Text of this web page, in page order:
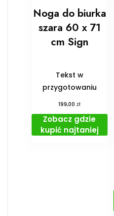
Noga do biurka
szara 60 x 71
cm Sign
Tekst w
przygotowaniu
199,00zł
Zobacz gdzie
kupić najtaniej